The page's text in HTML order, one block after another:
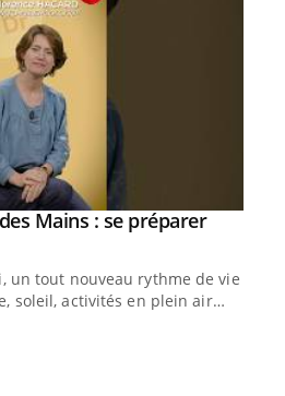
Mains : se préparer
un tout nouveau rythme de vie !
soleil, activités en plein air…